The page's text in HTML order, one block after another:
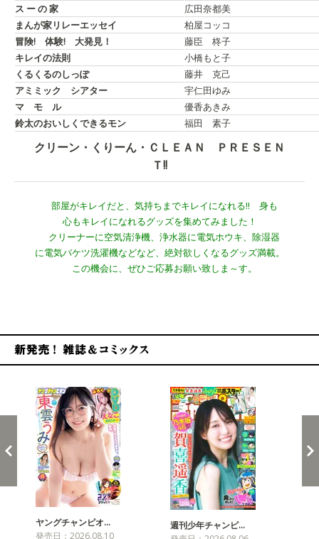
ス ー の 家
広田奈都美
まんが家リレーエッセイ
柏屋コッコ
冒険! 体験! 大発見！
藤臣 柊子
キレイの法則
小橋もと子
くるくるのしっぽ
藤井 克己
アミミック シアター
宇仁田ゆみ
マ モ ル
優香あきみ
鈴太のおいしくできるモン
福田 素子
クリーン・くりーん・ＣＬＥＡＮ ＰＲＥＳＥＮ
Ｔ!!
部屋がキレイだと、気持ちまでキレイになれる!! 身も
心もキレイになれるグッズを集めてみました！
クリーナーに空気清浄機、浄水器に電気ホウキ、除湿器
に電気バケツ洗濯機などなど、絶対欲しくなるグッズ満載。
この機会に、ぜひご応募お願い致しま～す。
ヤングチャンピオ…
発売日：2026.08.10
週刊少年チャンピ…